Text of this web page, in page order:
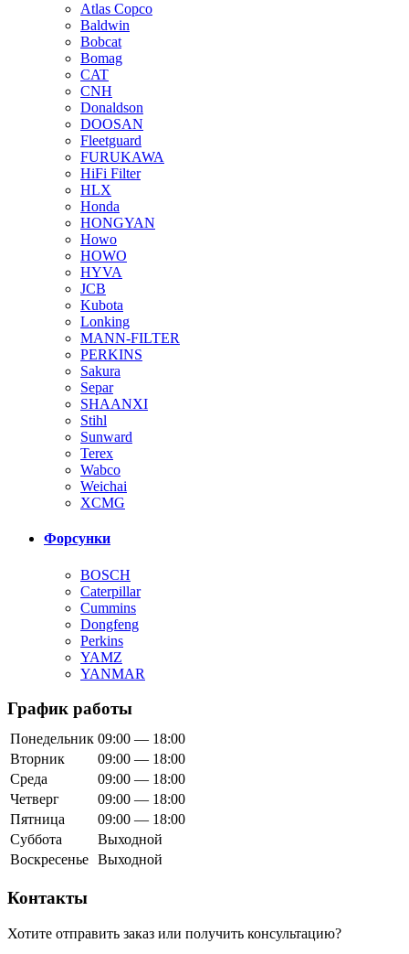
Atlas Copco
Baldwin
Bobcat
Bomag
CAT
CNH
Donaldson
DOOSAN
Fleetguard
FURUKAWA
HiFi Filter
HLX
Honda
HONGYAN
Howo
HOWO
HYVA
JCB
Kubota
Lonking
MANN-FILTER
PERKINS
Sakura
Separ
SHAANXI
Stihl
Sunward
Terex
Wabco
Weichai
XCMG
Форсунки
BOSCH
Caterpillar
Cummins
Dongfeng
Perkins
YAMZ
YANMAR
График работы
Понедельник 09:00 — 18:00
Вторник
09:00 — 18:00
Среда
09:00 — 18:00
Четверг
09:00 — 18:00
Пятница
09:00 — 18:00
Суббота
Выходной
Воскресенье Выходной
Контакты
Хотите отправить заказ или получить консультацию?